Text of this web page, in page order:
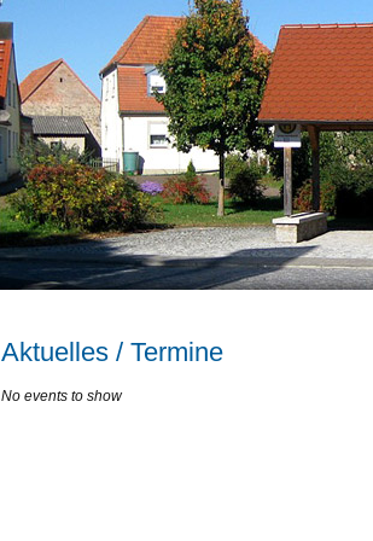
Aktuelles / Termine
No events to show